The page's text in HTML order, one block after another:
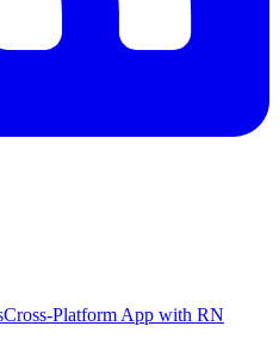
Cross-Platform App with RN